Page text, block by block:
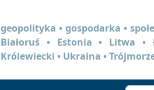
geopolityka • gospodarka •
Białoruś • Estonia • Litwa •
Królewiecki • Ukraina •